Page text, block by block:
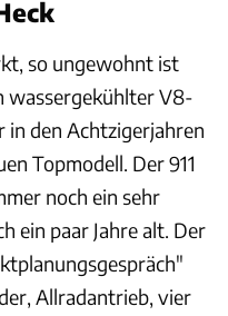
so ungewohnt ist
wassergekühlter V8-
den Achtzigerjahren
Topmodell. Der 911
noch ein sehr
ein paar Jahre alt. Der
Allradantrieb, vier